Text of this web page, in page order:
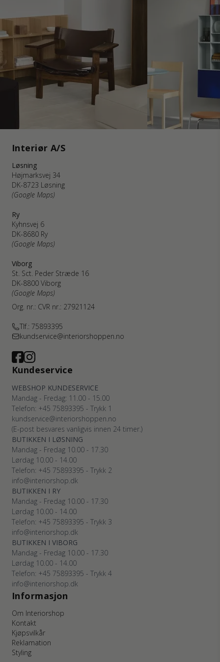
Interiør A/S
Løsning
Højmarksvej 34
DK-8723 Løsning
(Google Maps)
Ry
Kyhnsvej 6
DK-8680 Ry
(Google Maps)
Viborg
St. Sct. Peder Stræde 16
DK-8800 Viborg
(Google Maps)
Org. nr.: CVR nr.: 27921124
Tlf.: 75893395
kundservice@interiorshoppen.no
Kundeservice
WEBSHOP KUNDESERVICE
Mandag - Fredag: 11.00 - 15.00
Telefon: +45 75893395 - Trykk 1
kundservice@interiorshoppen.no
(E-post besvares vanligvis innen 24 timer.)
BUTIKKEN I LØSNING
Mandag - Fredag 10.00 - 17.30
Lørdag 10.00 - 14.00
Telefon: +45 75893395 - Trykk 2
info@interiorshop.dk
BUTIKKEN I RY
Mandag - Fredag 10.00 - 17.30
Lørdag 10.00 - 14.00
Telefon: +45 75893395 - Trykk 3
info@interiorshop.dk
BUTIKKEN I VIBORG
Mandag - Fredag 10.00 - 17.30
Lørdag 10.00 - 14.00
Telefon: +45 75893395 - Trykk 4
info@interiorshop.dk
Informasjon
Om Interiorshop
Kontakt
Kjøpsvilkår
Reklamation
Styling